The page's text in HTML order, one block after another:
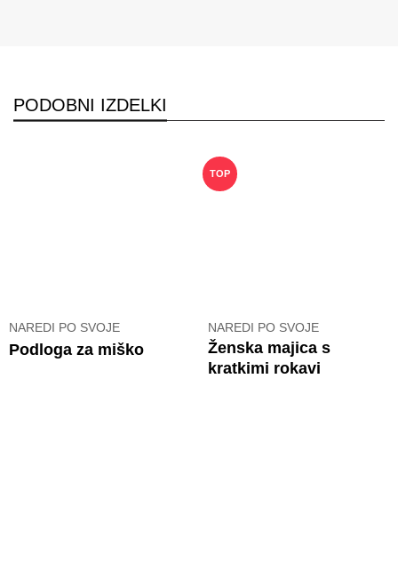
PODOBNI IZDELKI
NAREDI PO SVOJE
Podloga za miško
TOP
NAREDI PO SVOJE
Ženska majica s
kratkimi rokavi